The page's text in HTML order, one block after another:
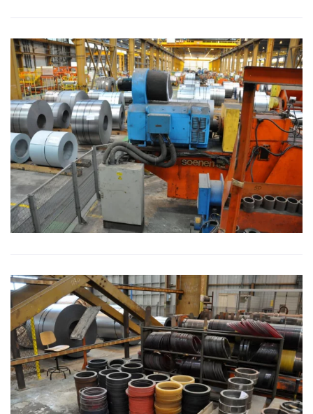
BILD VERGRÖSSERN